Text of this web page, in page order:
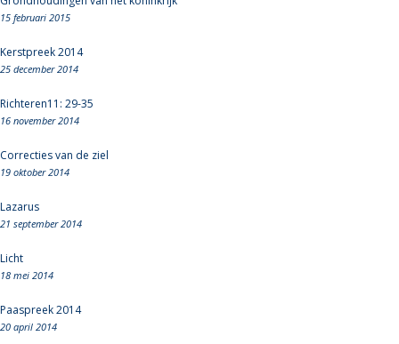
15 februari 2015
Kerstpreek 2014
25 december 2014
Richteren11: 29-35
16 november 2014
Correcties van de ziel
19 oktober 2014
Lazarus
21 september 2014
Licht
18 mei 2014
Paaspreek 2014
20 april 2014